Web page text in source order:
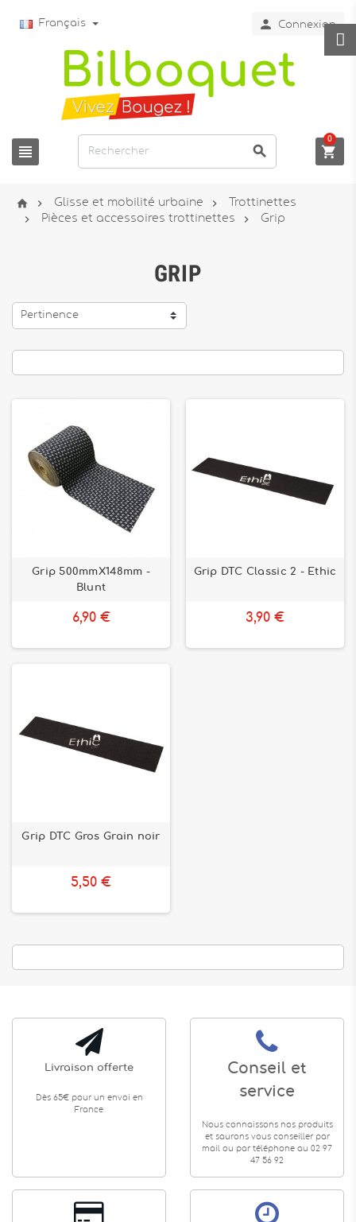
Français  Connexion
  
0
  Glisse et mobilité urbaine  Trottinettes
 Pièces et accessoires trottinettes  Grip
GRIP
Pertinence
Grip 500mmX148mm -
Blunt
6,90 €
Grip DTC Classic 2 - Ethic
3,90 €
Grip DTC Gros Grain noir
5,50 €
Livraison offerte
Dès 65€ pour un envoi en
France
Conseil et
service
Nous connaissons nos produits
et saurons vous conseiller par
mail ou par téléphone au 02 97
47 56 92